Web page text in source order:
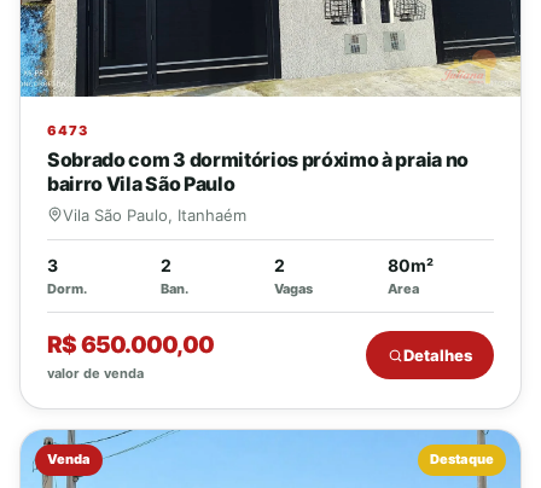
6473
Sobrado com 3 dormitórios próximo à praia no
bairro Vila São Paulo
Vila São Paulo, Itanhaém
3
Dorm.
2
Ban.
2
Vagas
80m²
Area
R$ 650.000,00
valor de venda
Detalhes
Venda Destaque